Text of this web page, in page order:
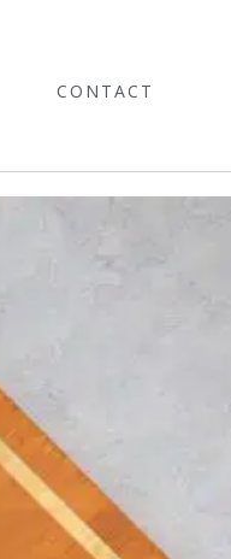
CONTACT